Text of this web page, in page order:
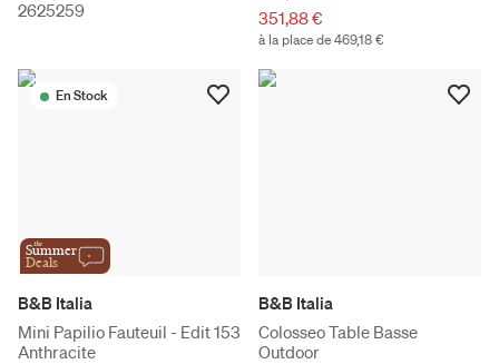
2625259
351,88 €
à la place de 469,18 €
En Stock
the
Summer
Deals
B&B Italia
Mini Papilio Fauteuil - Edit 153
Anthracite
B&B Italia
Colosseo Table Basse
Outdoor